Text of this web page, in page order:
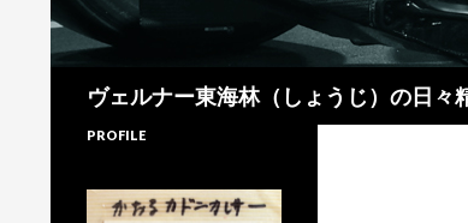
ヴェルナー東海林（しょうじ）の日々
PROFILE